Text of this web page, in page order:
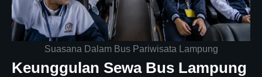
Suasana Dalam Bus Pariwisata Lampung
Keunggulan Sewa Bus Lampung